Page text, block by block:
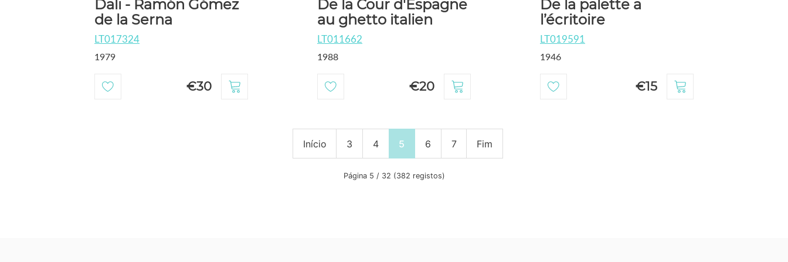
Dali - Ramón Gómez
de la Serna
LT017324
1979
€30
De la Cour d'Espagne
au ghetto italien
LT011662
1988
€20
De la palette a
l’écritoire
LT019591
1946
€15
Início 3 4 5 6 7 Fim
Página 5 / 32 (382 registos)